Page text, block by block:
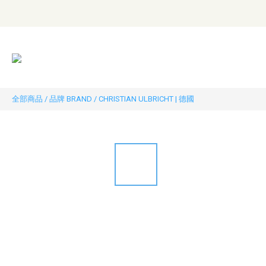
全部商品 / 品牌 BRAND / CHRISTIAN ULBRICHT | 德國